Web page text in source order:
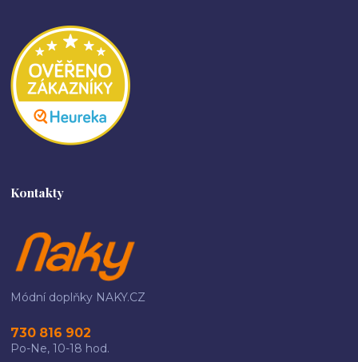
Kontakty
Módní doplňky NAKY.CZ
730 816 902
Po-Ne, 10-18 hod.